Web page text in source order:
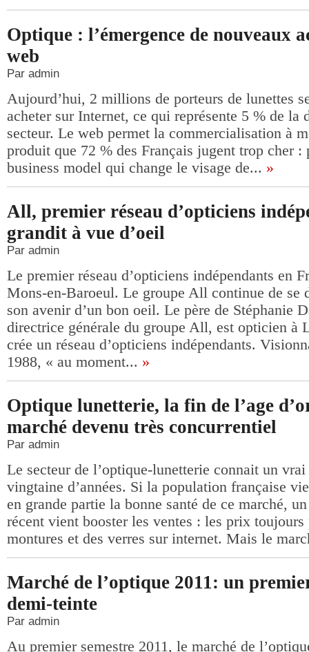
Optique : l’émergence de nouveaux
web
Par admin
Aujourd’hui, 2 millions de porteurs de lunettes
acheter sur Internet, ce qui représente 5 % de la
secteur. Le web permet la commercialisation à
produit que 72 % des Français jugent trop cher :
business model qui change le visage de... »
All, premier réseau d’opticiens
grandit à vue d’oeil
Par admin
Le premier réseau d’opticiens indépendants en
Mons-en-Baroeul. Le groupe All continue de se
son avenir d’un bon oeil. Le père de Stéphanie
directrice générale du groupe All, est opticien à
crée un réseau d’opticiens indépendants.
1988, « au moment... »
Optique lunetterie, la fin de l’age
marché devenu très concurrentiel
Par admin
Le secteur de l’optique-lunetterie connait un
vingtaine d’années. Si la population française
en grande partie la bonne santé de ce marché,
récent vient booster les ventes : les prix toujours
montures et des verres sur internet. Mais le
Marché de l’optique 2011: un
demi-teinte
Par admin
Au premier semestre 2011, le marché de